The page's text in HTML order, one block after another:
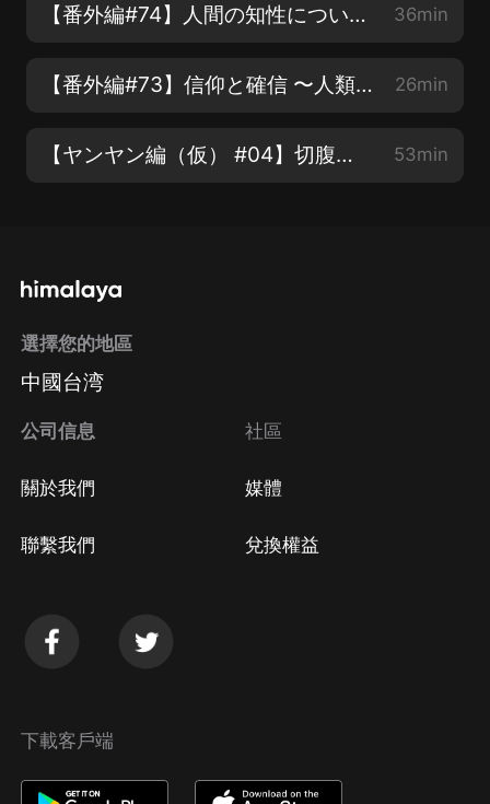
【番外編#74】人間の知性について 〜ひとくくりにできない才能と広がる未來への可能性〜【COTEN RADIO】 36min
【番外編#73】信仰と確信 〜人類と世界を理解する為に必要な宗教のアレコレ〜【COTEN RADIO】 26min
【ヤンヤン編（仮） #04】切腹の美學 〜武士が武士であるために〜【COTEN RADIO】 53min
選擇您的地區
中國台湾
公司信息
關於我們
聯繫我們
社區
媒體
兌換權益
下載客戶端